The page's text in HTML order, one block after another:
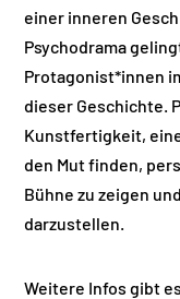
einer inneren
Psychodrama
Protagonist*innen
dieser Geschichte.
Kunst­fertigkeit,
den Mut finden,
Bühne zu zeigen
darzustellen.
Weitere Infos gibt